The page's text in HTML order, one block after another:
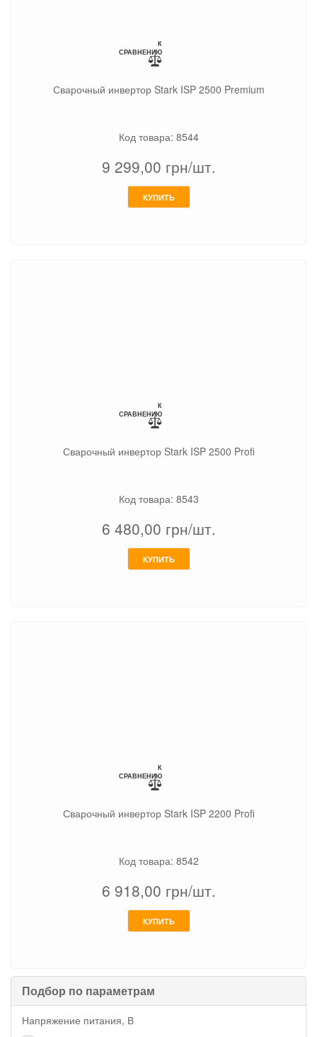
К
СРАВНЕНИЮ
Сварочный инвертор Stark ISP 2500 Premium
Код товара: 8544
9 299,00 грн/шт.
КУПИТЬ
К
СРАВНЕНИЮ
Сварочный инвертор Stark ISP 2500 Profi
Код товара: 8543
6 480,00 грн/шт.
КУПИТЬ
К
СРАВНЕНИЮ
Сварочный инвертор Stark ISP 2200 Profi
Код товара: 8542
6 918,00 грн/шт.
КУПИТЬ
Подбор по параметрам
Напряжение питания, В